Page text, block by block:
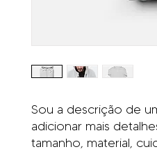
Sou a descrição de
adicionar mais
tamanho, material,